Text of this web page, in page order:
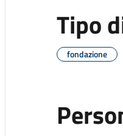
Tipo
fondazione